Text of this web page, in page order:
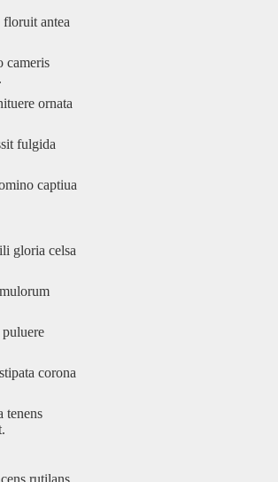
antea
ornata
fulgida
captiua
gloria celsa
corona
rutilans